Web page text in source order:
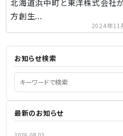
方創生...
2024年11
お知らせ検索
最新のお知らせ
2026.08.03